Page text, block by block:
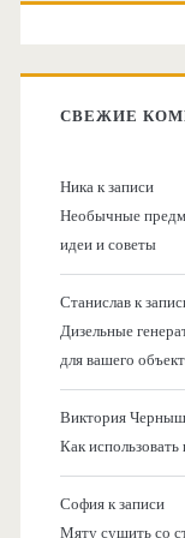
СВЕЖИЕ
Никак записи
Необычные
идеи и советы
Станиславк
Дизельные
для вашего
Виктория
Как
Софияк записи
Мяту сушить со